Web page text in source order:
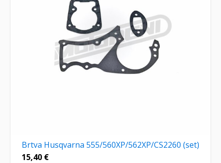
Brtva Husqvarna 555/560XP/562XP/CS2260 (set)
15,40 €